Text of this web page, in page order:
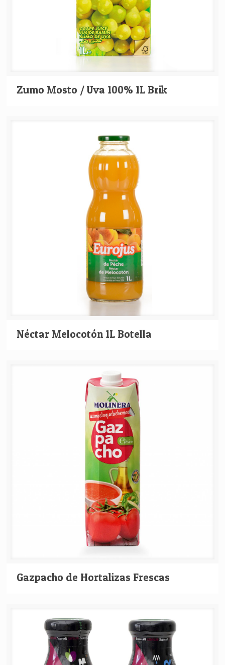
Zumo Mosto / Uva 100% 1L Brik
Néctar Melocotón 1L Botella
Gazpacho de Hortalizas Frescas